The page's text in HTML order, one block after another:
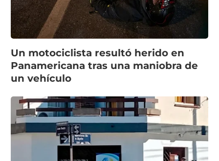
Un motociclista resultó herido en
Panamericana tras una maniobra de
un vehículo